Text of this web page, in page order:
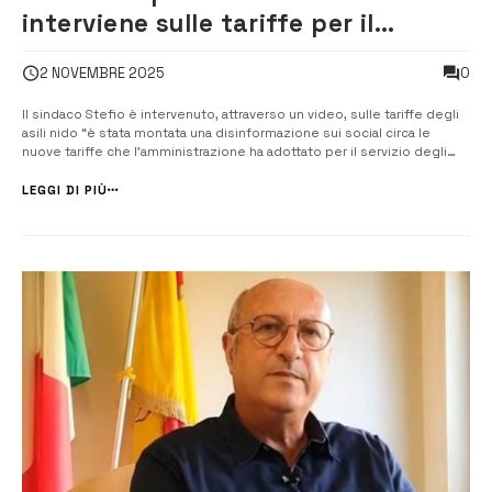
interviene sulle tariffe per il
montata una disinformazione sui
social”
2 NOVEMBRE 2025 0
Il sindaco Stefio è intervenuto, attraverso un video, sulle tariffe degli
asili nido “è stata montata una disinformazione sui social circa le
nuove tariffe che l’amministrazione ha adottato per il servizio degli
una forza politica rappresentata da un consiglie...
LEGGI DI PIÙ